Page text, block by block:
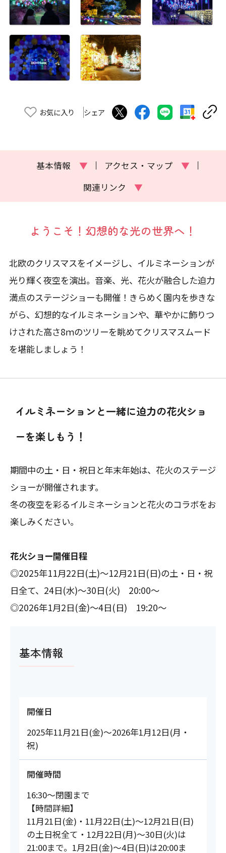
お気に入り シェア
基本情報 ▼ アクセス・マップ
▼
関連リンク
▼
ようこそ！幻想的な光の世界へ！
北欧のクリスマスをイメージし、イルミネーションが
光り輝く夜空を演出。音楽、光、花火が融合した迫力
満点のステージショーも開催！きらめく園内を歩きな
がら、幻想的なイルミネーションや、華やかに飾りつ
けされた高さ8ｍのツリーを眺めてクリスマスムード
を堪能しましょう！
イルミネーションと一緒に迫力の花火ショ
ーを楽しもう！
期間中の土・日・祝日と年末年始は、花火のステージ
ショーが開催されます。
冬の夜空を彩るイルミネーションと花火のコラボをお
楽しみください。
花火ショー開催日程
◎2025年11月22日(土)～12月21日(日)の土・日・祝
日全て、24日(水)～30日(火) 20:00～
◎2026年1月2日(金)～4日(日) 19:20～
基本情報
開催日
2025年11月21日(金)～2026年1月12日(月・
祝)
開催時間
16:30～閉園まで
【時間詳細】
11月21日(金)・11月22日(土)～12月21日(日)
の土日祝全て・12月22日(月)～30日(火)は
21:00まで。1月2日(金)～4日(日)は20:00ま